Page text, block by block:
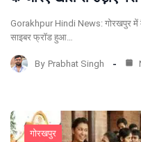
Gorakhpur Hindi News: गोरखपुर में
साइबर फ्रॉड हुआ…
By Prabhat Singh
गोरखपुर